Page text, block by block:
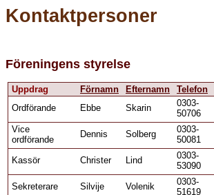
Kontaktpersoner
Föreningens styrelse
Uppdrag Förnamn Efternamn Telefon
Ordförande
Ebbe Skarin
0303-
50706
Vice
ordförande
Dennis Solberg
0303-
50081
Kassör
Christer Lind
0303-
53090
Sekreterare
Silvije Volenik
0303-
51619